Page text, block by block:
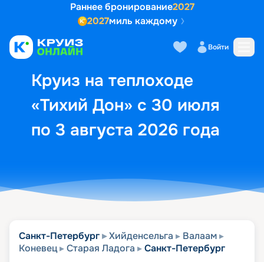
Раннее бронирование2027
2027миль каждому
Войти
Круиз на теплоходе
«Тихий Дон» с 30 июля
по 3 августа 2026 года
Выбор кают Маршрут и
Санкт-Петербург Хийденсельга
Валаам
Коневец
Старая Ладога Санкт-Петербург